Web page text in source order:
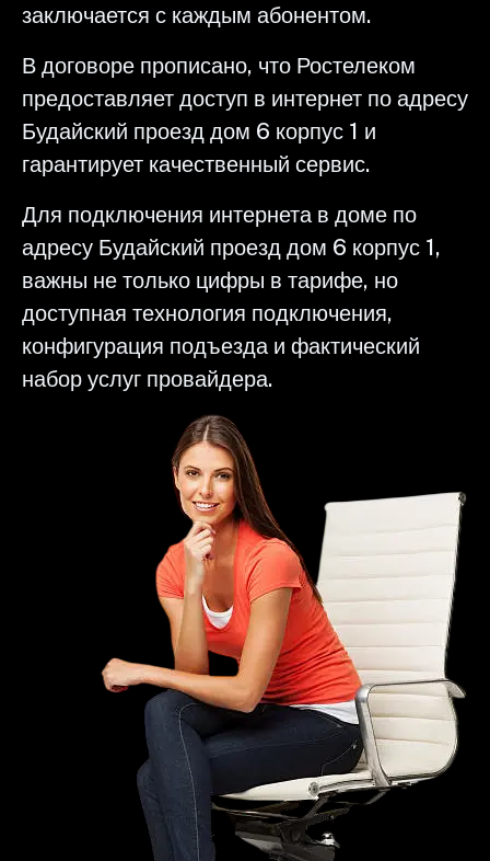
заключается с каждым абонентом.
В договоре прописано, что Ростелеком
предоставляет доступ в интернет по адресу
Будайский проезд дом 6 корпус 1 и
гарантирует качественный сервис.
Для подключения интернета в доме по
адресу Будайский проезд дом 6 корпус 1,
важны не только цифры в тарифе, но
доступная технология подключения,
конфигурация подъезда и фактический
набор услуг провайдера.